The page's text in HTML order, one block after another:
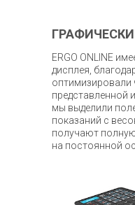
ERGO ONLINE
дисплея,
оптимизировали
представленной
мы выделили
показаний с
получают
на постоянной